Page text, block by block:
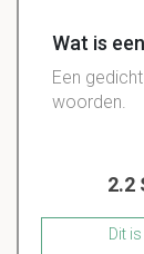
Wat is
Een
woorden.
2.2
Dit